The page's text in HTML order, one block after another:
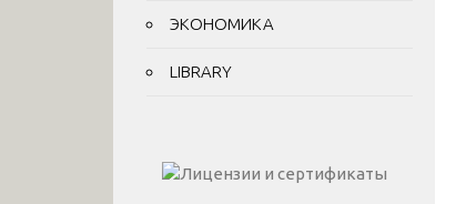
ЭКОНОМИКА
LIBRARY